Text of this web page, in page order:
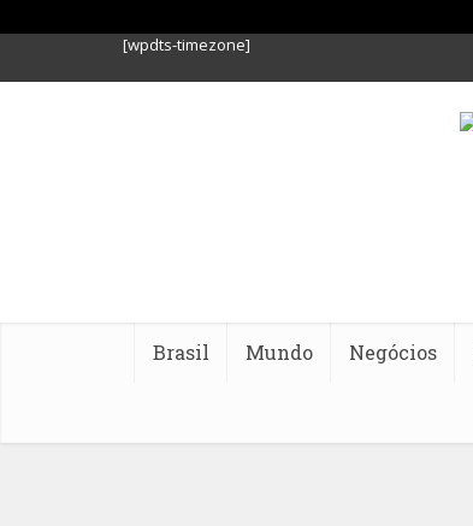
[wpdts-timezone]
Brasil Mundo Negócios